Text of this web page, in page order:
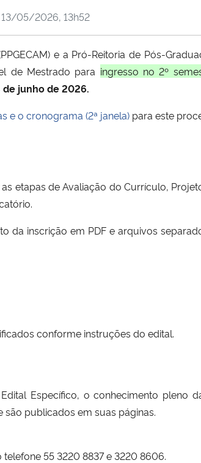
13/05/2026, 13h52
e a Pró-Reitoria de Pós-
de Mestrado para ingresso no 2º
de junho de 2026.
e o cronograma (2ª janela) para este
etapas de Avaliação do Currículo,
da inscrição em PDF e arquivos
conforme instruções do edital.
Específico, o conhecimento pleno
publicados em suas páginas.
telefone 55 3220 8837 e 3220 8606.